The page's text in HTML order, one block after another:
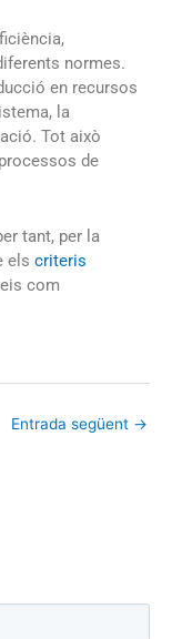
normes.
en recursos
la
Tot això
de
tant, per la
els criteris
com
Entrada següent →